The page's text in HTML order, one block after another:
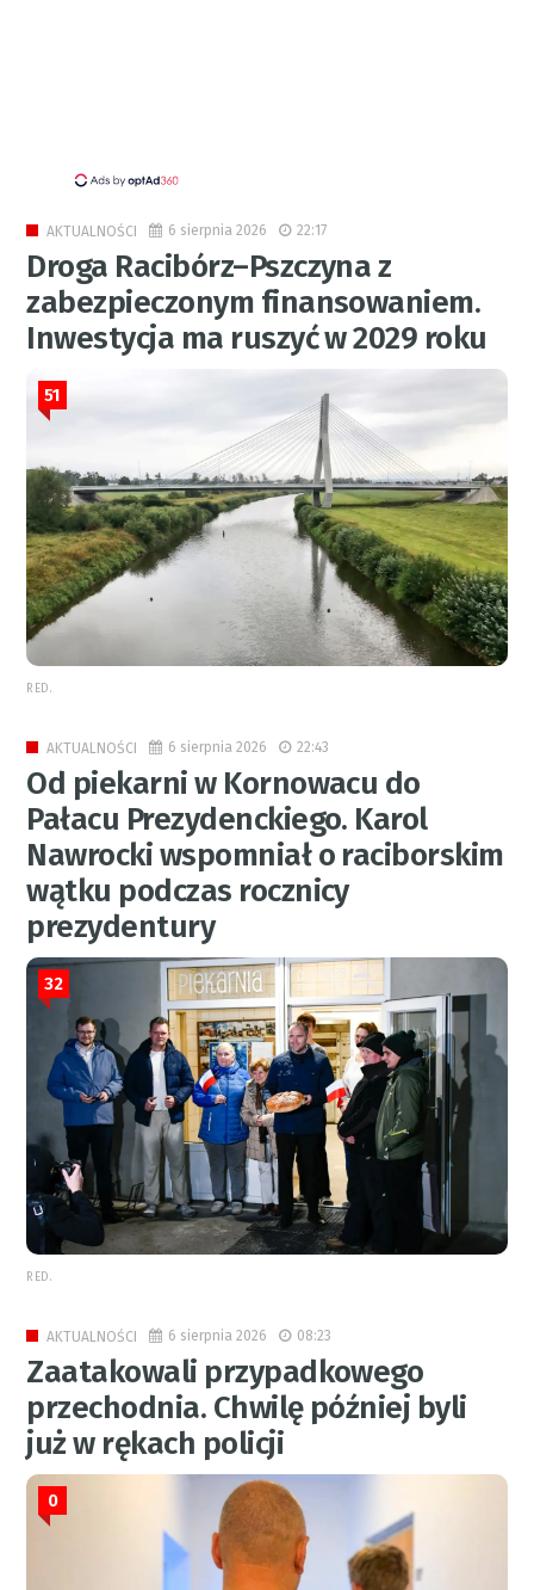
AKTUALNOŚCI 6 sierpnia 2026 22:17
Droga Racibórz–Pszczyna z
zabezpieczonym finansowaniem.
Inwestycja ma ruszyć w 2029 roku
51
RED.
AKTUALNOŚCI 6 sierpnia 2026 22:43
Od piekarni w Kornowacu do
Pałacu Prezydenckiego. Karol
Nawrocki wspomniał o raciborskim
wątku podczas rocznicy
prezydentury
32
RED.
AKTUALNOŚCI 6 sierpnia 2026 08:23
Zaatakowali przypadkowego
przechodnia. Chwilę później byli
już w rękach policji
0